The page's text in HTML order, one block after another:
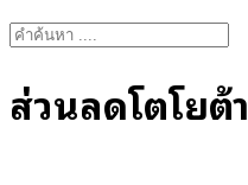
Search
ส่วนลดโตโยต้